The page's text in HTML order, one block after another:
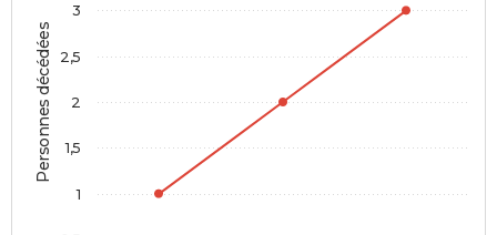
Personnes décédées
1
1,5
2
2,5
3